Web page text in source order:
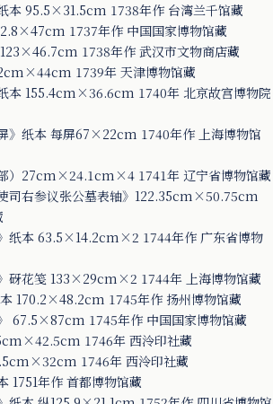
本 95.5×31.5cm 1738年作 台湾兰千馆藏
1737年作 中国国家博物馆藏
123×46.7cm 1738年作 武汉市文物商店藏
1739年 天津博物馆藏
本 155.4cm×36.6cm 1740年 北京故宫博物院
》纸本 每屏67×22cm 1740年作 上海博物馆
部）27cm×24.1cm×4 1741年 辽宁省博物馆藏
司右参议张公墓表轴》122.35cm×50.75cm
纸本 63.5×14.2cm×2 1744年作 广东省博物
砑花笺 133×29cm×2 1744年 上海博物馆藏
本 170.2×48.2cm 1745年作 扬州博物馆藏
67.5×87cm 1745年作 中国国家博物馆藏
1746年 西泠印社藏
1746年 西泠印社藏
1751年作 首都博物馆藏